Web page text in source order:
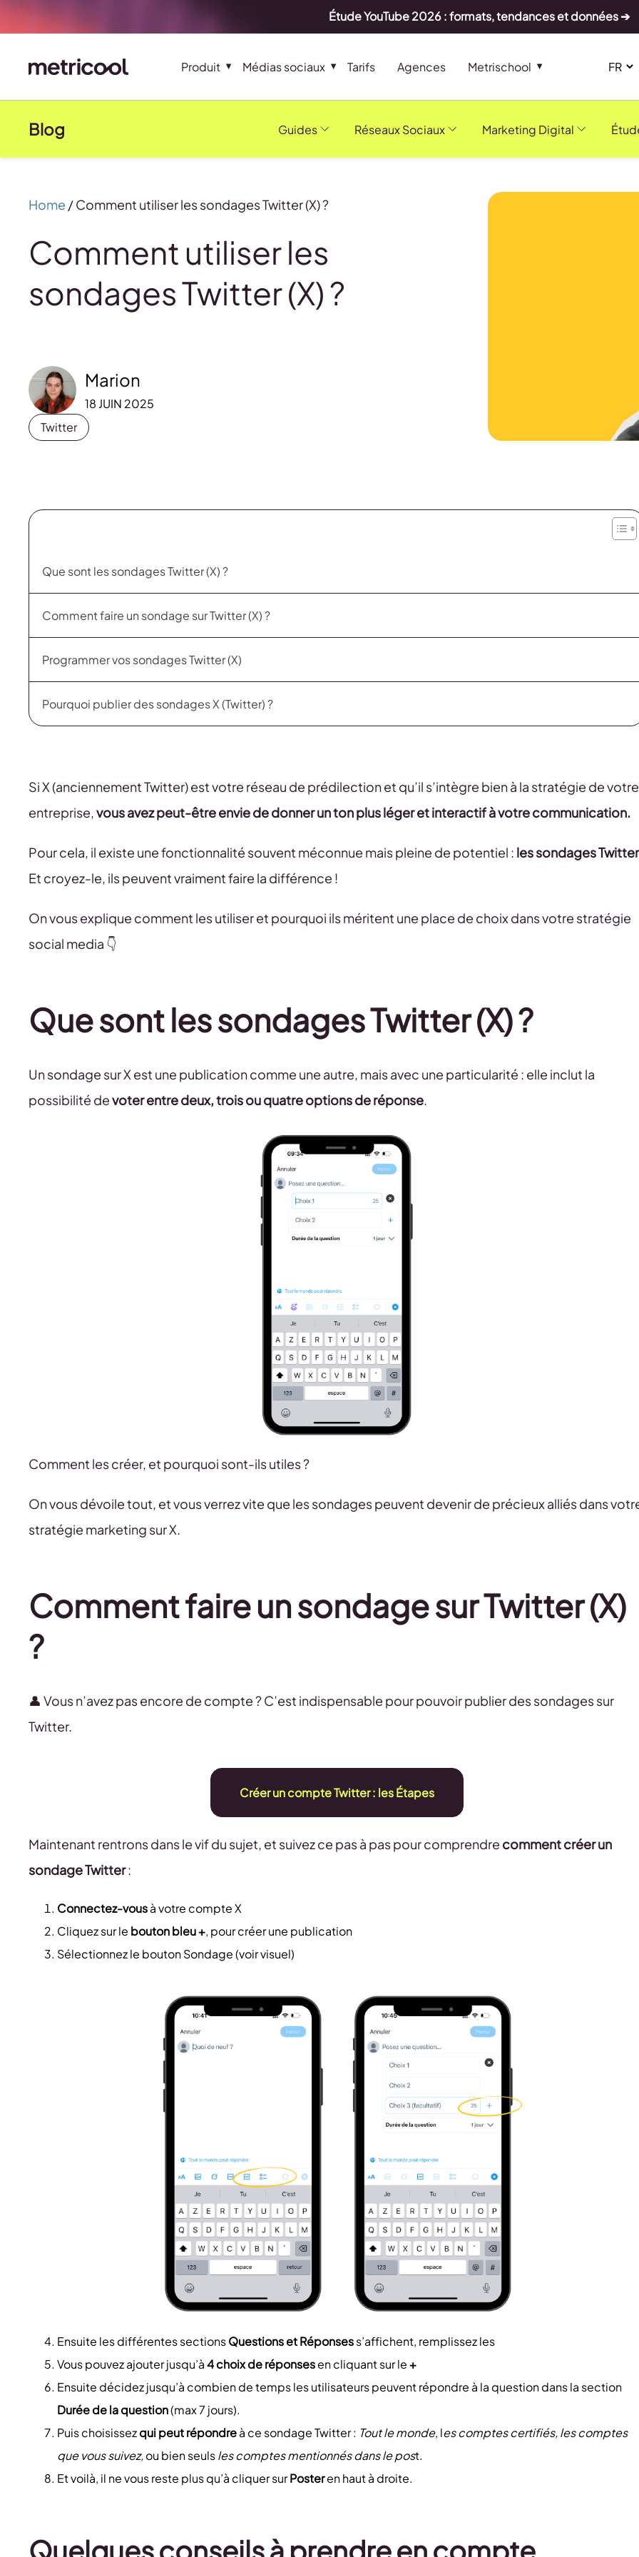
Étude YouTube 2026 : formats, tendances et données ➔
Produit Médias sociaux Tarifs Agences Metrischool
Blog Guides Réseaux Sociaux Marketing Digital
Home /Comment utiliser les sondages Twitter (X) ?
Comment utiliser les
sondages Twitter (X) ?
Marion
18 JUIN 2025
Twitter
Que sont les sondages Twitter (X) ?
Comment faire un sondage sur Twitter (X) ?
Programmer vos sondages Twitter (X)
Pourquoi publier des sondages X (Twitter) ?
Si X (anciennement Twitter) est votre réseau de prédilection et qu’il s’intègre bien à la stratégie de votre
entreprise,vous avez peut-être envie de donner un ton plus léger et interactif à votre communication.
Pour cela, il existe une fonctionnalité souvent méconnue mais pleine de potentiel : les sondages Twitter
Et croyez-le, ils peuvent vraiment faire la différence !
On vous explique comment les utiliser et pourquoi ils méritent une place de choix dans votre stratégie
social media 👇
Que sont les sondages Twitter (X) ?
Un sondage sur X est une publication comme une autre, mais avec une particularité : elle inclut la
possibilité devoter entre deux, trois ou quatre options de réponse.
Comment les créer, et pourquoi sont-ils utiles ?
On vous dévoile tout, et vous verrez vite que les sondages peuvent devenir de précieux alliés dans
stratégie marketing sur X.
Comment faire un sondage sur Twitter (X)
?
👤 Vous n’avez pas encore de compte ? C’est indispensable pour pouvoir publier des sondages sur
Twitter.
Créer un compte Twitter : les Étapes
Maintenant rentrons dans le vif du sujet, et suivez ce pas à pas pour comprendre comment créer un
sondage Twitter:
Connectez-vousà votre compte X
Cliquez sur le bouton bleu +, pour créer une publication
Sélectionnez le bouton Sondage (voir visuel)
Ensuite les différentes sectionsQuestions et Réponsess’affichent, remplissez les
Vous pouvez ajouter jusqu’à4 choix de réponsesen cliquant sur le+
Ensuite décidez jusqu’à combien de temps les utilisateurs peuvent répondre à la question dans la section
Durée de la question(max 7 jours).
Puis choisissezqui peut répondreà ce sondage Twitter : Tout le monde, les comptes certifiés, les comptes
que vous suivez,ou bien seulsles comptes mentionnés dans le post.
Et voilà, il ne vous reste plus qu’à cliquer surPosteren haut à droite.
Quelques conseils à prendre en compte